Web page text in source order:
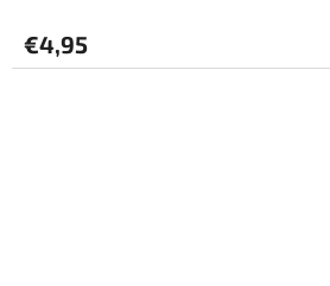
€4,95